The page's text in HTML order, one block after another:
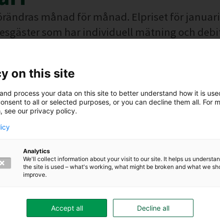
månad för månad. Elpriset för
som har individuell mätning och
tar vi ställning till hur det kan hanteras så rättvist
i
on this site
process your data on this site to better understand how it is
to all or selected purposes, or you can decline them all. For
see our privacy policy.
Analytics
We'll collect information about your visit to our site. It helps us
the site is used – what's working, what might be broken and what we
improve.
Accept all Decline all